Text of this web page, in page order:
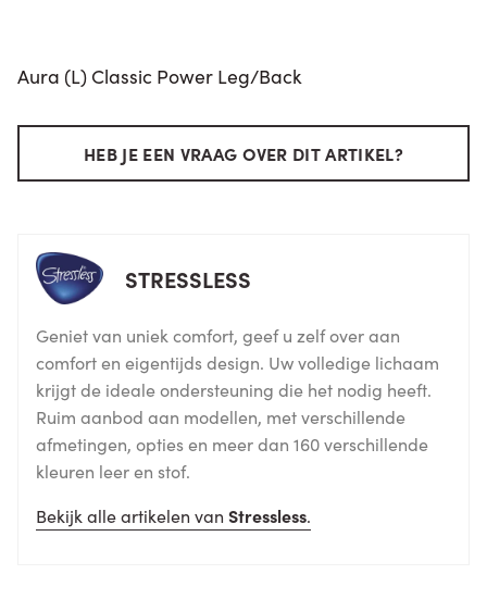
Aura (L) Classic Power Leg/Back
HEB JE EEN VRAAG OVER DIT ARTIKEL?
STRESSLESS
Geniet van uniek comfort, geef u zelf over aan
comfort en eigentijds design. Uw volledige lichaam
krijgt de ideale ondersteuning die het nodig heeft.
Ruim aanbod aan modellen, met verschillende
afmetingen, opties en meer dan 160 verschillende
kleuren leer en stof.
Bekijk alle artikelen van Stressless.